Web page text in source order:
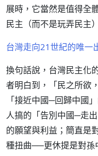
展時，它當然是值得全
民主（而不是玩弄民主
台灣走向21世紀的唯一
換句話說，台灣民主化
者明白到，「民之所欲
「接近中國─回歸中國
人搞的「告別中國─走
的願望與利益；簡直是
種扭曲──更休提是對孫